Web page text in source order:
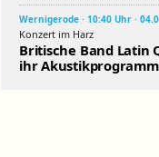
Wernigerode · 10:40 Uhr ·
Konzert im Harz
Britische Band Latin
ihr